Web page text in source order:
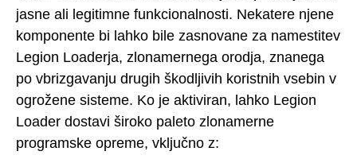
jasne ali legitimne funkcionalnosti. Nekatere njene
komponente bi lahko bile zasnovane za namestitev
Legion Loaderja, zlonamernega orodja, znanega
po vbrizgavanju drugih škodljivih koristnih vsebin v
ogrožene sisteme. Ko je aktiviran, lahko Legion
Loader dostavi široko paleto zlonamerne
programske opreme, vključno z: